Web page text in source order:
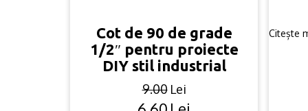
Cot de 90 de grade
1/2″ pentru proiecte
DIY stil industrial
9.00 Lei
Original
Current
Citește